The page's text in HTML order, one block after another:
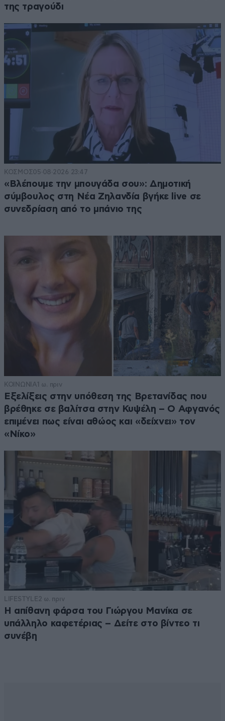
της τραγούδι
ΚΟΣΜΟΣ05·08·2026 23:47
«Βλέπουμε την μπουγάδα σου»: Δημοτική
σύμβουλος στη Νέα Ζηλανδία βγήκε live σε
συνεδρίαση από το μπάνιο της
ΚΟΙΝΩΝΙΑ1 ω. πριν
Εξελίξεις στην υπόθεση της Βρετανίδας που
βρέθηκε σε βαλίτσα στην Κυψέλη – Ο Αφγανός
επιμένει πως είναι αθώος και «δείχνει» τον
«Νίκο»
LIFESTYLE2 ω. πριν
Η απίθανη φάρσα του Γιώργου Μανίκα σε
υπάλληλο καφετέριας – Δείτε στο βίντεο τι
συνέβη